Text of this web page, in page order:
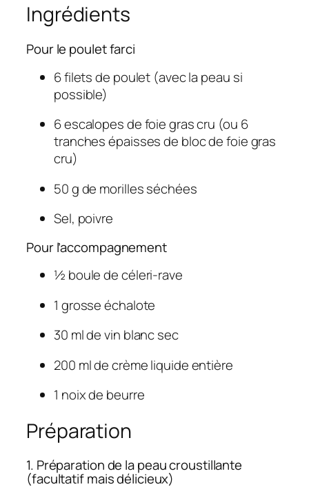
Ingrédients
Pour le poulet farci
6 filets de poulet (avec la peau si
possible)
6 escalopes de foie gras cru (ou 6
tranches épaisses de bloc de foie gras
cru)
50 g de morilles séchées
Sel, poivre
Pour l’accompagnement
½ boule de céleri-rave
1 grosse échalote
30 ml de vin blanc sec
200 ml de crème liquide entière
1 noix de beurre
Préparation
1. Préparation de la peau croustillante
(facultatif mais délicieux)